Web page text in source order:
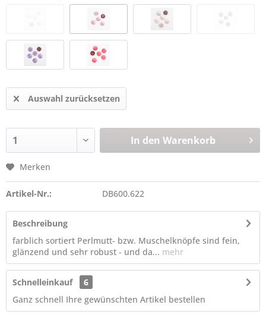
Auswahl zurücksetzen
In den Warenkorb
Merken
Artikel-Nr.: DB600.622
Beschreibung
farblich sortiert Perlmutt- bzw. Muschelknöpfe sind fein,
glänzend und sehr robust - und da... mehr
Schnelleinkauf
6
Ganz schnell Ihre gewünschten Artikel bestellen